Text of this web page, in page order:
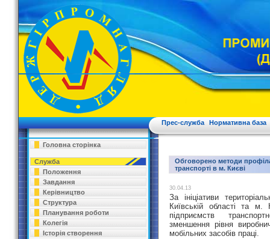
Прес-служба Нормативна база
Головна сторінка
Служба
Положення
Завдання
Керівництво
Структура
Планування роботи
Колегія
Історія створення
Обговорено методи
транспорті в м. Києві
30.04.13
За ініціативи
Київській області та м.
підприємств
зменшення рівня
мобільних засобів праці.